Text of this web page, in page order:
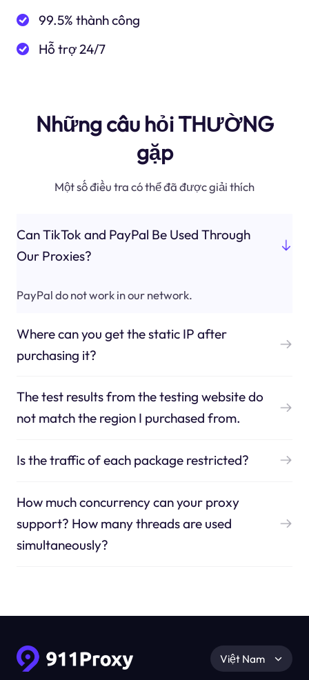
99.5% thành công
Hỗ trợ 24/7
Những câu hỏi THƯỜNG
gặp
Một số điều tra có thể đã được giải thích
Can TikTok and PayPal Be Used Through
Our Proxies?
PayPal do not work in our network.
Where can you get the static IP after
purchasing it?
The test results from the testing website do
not match the region I purchased from.
Is the traffic of each package restricted?
How much concurrency can your proxy
support? How many threads are used
simultaneously?
Việt Nam